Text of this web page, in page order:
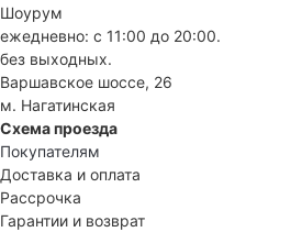
Шоурум
ежедневно: с 11:00 до 20:00.
без выходных.
Варшавское шоссе, 26
м. Нагатинская
Схема проезда
Покупателям
Доставка и оплата
Рассрочка
Гарантии и возврат